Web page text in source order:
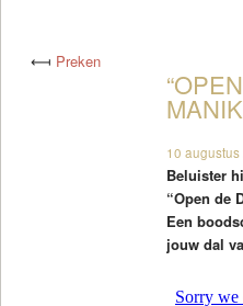
⟻ Preken
10 augustus
Beluister
“Open de
Een
jouw dal